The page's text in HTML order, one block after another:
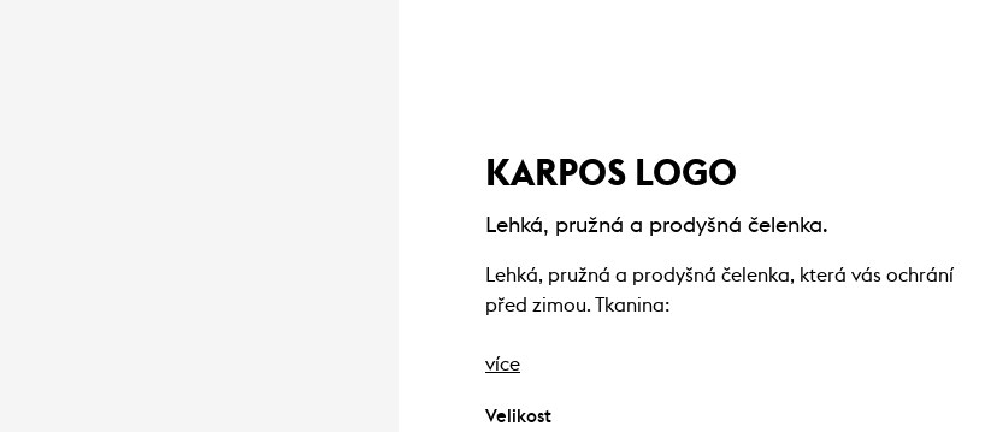
KARPOS LOGO
Lehká, pružná a prodyšná čelenka.
Lehká, pružná a prodyšná čelenka, která vás ochrání
před zimou. Tkanina:
více
Velikost